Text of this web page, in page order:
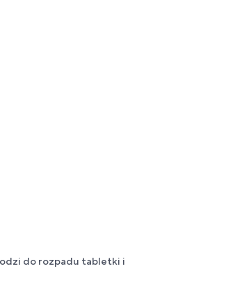
do rozpadu tabletki i